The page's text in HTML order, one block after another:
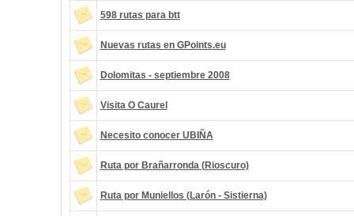
598 rutas para btt
Nuevas rutas en GPoints.eu
Dolomitas - septiembre 2008
Visita O Caurel
Necesito conocer UBIÑA
Ruta por Brañarronda (Rioscuro)
Ruta por Muniellos (Larón - Sistierna)